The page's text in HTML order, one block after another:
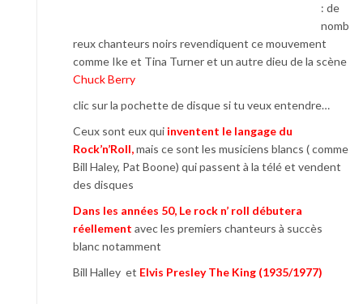
: de
nomb
reux chanteurs noirs revendiquent ce mouvement
comme Ike et Tina Turner et un autre dieu de la scène
Chuck Berry
clic sur la pochette de disque si tu veux entendre…
Ceux sont eux qui inventent le langage du
Rock’n’Roll,mais ce sont les musiciens blancs ( comme
Bill Haley, Pat Boone) qui passent à la télé et vendent
des disques
Dans les années 50, Le rock n’ roll débutera
réellement avec les premiers chanteurs à succès
blanc notamment
Bill Halley et Elvis Presley The King (1935/1977)